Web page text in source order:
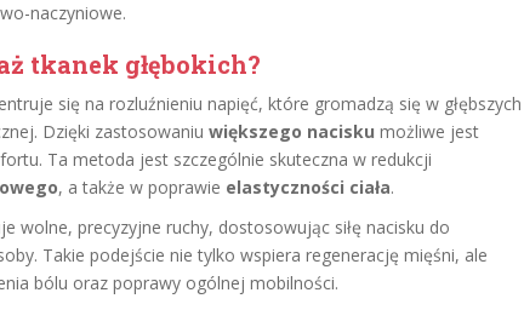
naczyniowe.
tkanek głębokich?
się na rozluźnieniu napięć, które gromadzą się w głębszych
Dzięki zastosowaniu większego nacisku możliwe jest
Ta metoda jest szczególnie skuteczna w redukcji
, a także w poprawie elastyczności ciała.
wolne, precyzyjne ruchy, dostosowując siłę nacisku do
Takie podejście nie tylko wspiera regenerację mięśni, ale
bólu oraz poprawy ogólnej mobilności.